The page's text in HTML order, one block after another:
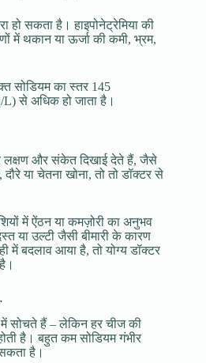
हो सकता है। हाइपोनेट्रेमिया की
में थकान या ऊर्जा की कमी, भ्रम,
सोडियम का स्तर 145
L) से अधिक हो जाता है।
लक्षण और संकेत दिखाई देते हैं, जैसे
या चेतना खोना, तो तो डॉक्टर से
में ऐंठन या कमज़ोरी का अनुभव
या उल्टी जैसी बीमारी के कारण
में बदलाव आया है, तो योग्य डॉक्टर
सोचते हैं – लेकिन हर चीज की
है। बहुत कम सोडियम गंभीर
है।